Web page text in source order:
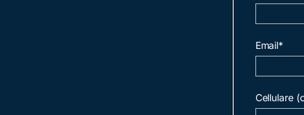
Email*
Cellulare